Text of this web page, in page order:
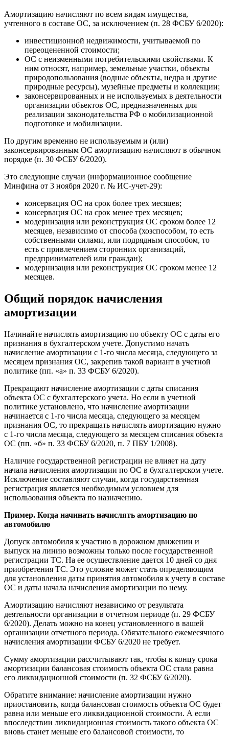
Амортизацию начисляют по всем видам имущества,
учтенного в составе ОС, за исключением (п. 28 ФСБУ 6/2020):
инвестиционной недвижимости, учитываемой по
переоцененной стоимости;
ОС с неизменными потребительскими свойствами. К
ним относят, например, земельные участки, объекты
природопользования (водные объекты, недра и другие
природные ресурсы), музейные предметы и коллекции;
законсервированных и не используемых в деятельности
организации объектов ОС, предназначенных для
реализации законодательства РФ о мобилизационной
подготовке и мобилизации.
По другим временно не используемым и (или)
законсервированным ОС амортизацию начисляют в обычном
порядке (п. 30 ФСБУ 6/2020).
Это следующие случаи (информационное сообщение
Минфина от 3 ноября 2020 г. № ИС-учет-29):
консервация ОС на срок более трех месяцев;
консервация ОС на срок менее трех месяцев;
модернизация или реконструкция ОС сроком более 12
месяцев, независимо от способа (хозспособом, то есть
собственными силами, или подрядным способом, то
есть с привлечением сторонних организаций,
предпринимателей или граждан);
модернизация или реконструкция ОС сроком менее 12
месяцев.
Общий порядок начисления
амортизации
Начинайте начислять амортизацию по объекту ОС с даты его
признания в бухгалтерском учете. Допустимо начать
начисление амортизации с 1-го числа месяца, следующего за
месяцем признания ОС, закрепив такой вариант в учетной
политике (пп. «а» п. 33 ФСБУ 6/2020).
Прекращают начисление амортизации с даты списания
объекта ОС с бухгалтерского учета. Но если в учетной
политике установлено, что начисление амортизации
начинается с 1-го числа месяца, следующего за месяцем
признания ОС, то прекращать начислять амортизацию нужно
с 1-го числа месяца, следующего за месяцем списания объекта
ОС (пп. «б» п. 33 ФСБУ 6/2020, п. 7 ПБУ 1/2008).
Наличие государственной регистрации не влияет на дату
начала начисления амортизации по ОС в бухгалтерском учете.
Исключение составляют случаи, когда государственная
регистрация является необходимым условием для
использования объекта по назначению.
Пример. Когда начинать начислять амортизацию по
автомобилю
Допуск автомобиля к участию в дорожном движении и
выпуск на линию возможны только после государственной
регистрации ТС. На ее осуществление дается 10 дней со дня
приобретения ТС. Это условие может стать определяющим
для установления даты принятия автомобиля к учету в составе
ОС и даты начала начисления амортизации по нему.
Амортизацию начисляют независимо от результата
деятельности организации в отчетном периоде (п. 29 ФСБУ
6/2020). Делать можно на конец установленного в вашей
организации отчетного периода. Обязательного ежемесячного
начисления амортизации ФСБУ 6/2020 не требует.
Сумму амортизации рассчитывают так, чтобы к концу срока
амортизации балансовая стоимость объекта ОС стала равна
его ликвидационной стоимости (п. 32 ФСБУ 6/2020).
Обратите внимание: начисление амортизации нужно
приостановить, когда балансовая стоимость объекта ОС будет
равна или меньше его ликвидационной стоимости. А если
впоследствии ликвидационная стоимость такого объекта ОС
вновь станет меньше его балансовой стоимости, то